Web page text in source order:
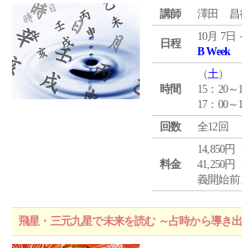
講師 澤田 昌
日程
10月 7日
B Week
時間
（土）
15：20～
17：00～
回数
全12回
料金
14,850円
41,250
義開始前
飛星・三元九星で未来を読む ～占時から導き